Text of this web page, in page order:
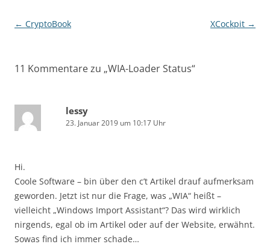
Beitragsnavigation
← CryptoBook XCockpit →
11 Kommentare zu „WIA-Loader Status“
lessy
23. Januar 2019 um 10:17 Uhr
Hi.
Coole Software – bin über den c’t Artikel drauf aufmerksam
geworden. Jetzt ist nur die Frage, was „WIA“ heißt –
vielleicht „Windows Import Assistant“? Das wird wirklich
nirgends, egal ob im Artikel oder auf der Website, erwähnt.
Sowas find ich immer schade…